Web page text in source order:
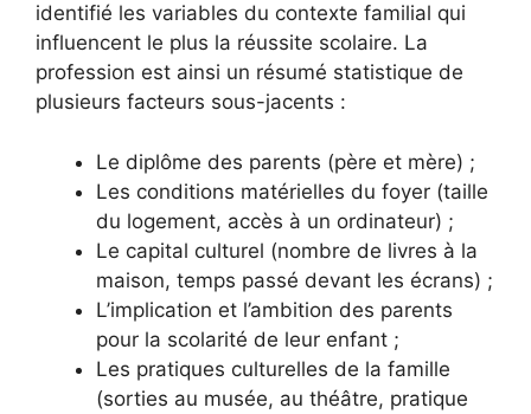
identifié les variables du contexte familial qui
influencent le plus la réussite scolaire. La
profession est ainsi un résumé statistique de
plusieurs facteurs sous-jacents :
Le diplôme des parents (père et mère) ;
Les conditions matérielles du foyer (taille
du logement, accès à un ordinateur) ;
Le capital culturel (nombre de livres à la
maison, temps passé devant les écrans) ;
L’implication et l’ambition des parents
pour la scolarité de leur enfant ;
Les pratiques culturelles de la famille
(sorties au musée, au théâtre, pratique